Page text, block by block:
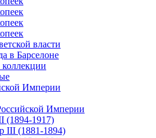
власти
в Барселоне
Империи
Империи
(1894-1917)
III (1881-1894)